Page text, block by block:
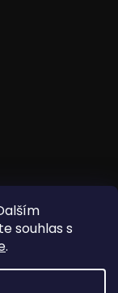
souhlas s
.